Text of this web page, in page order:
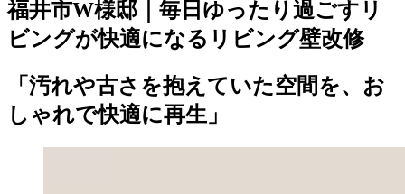
福井市W様邸｜毎日ゆったり過ごすリ
ビングが快適になるリビング壁改修
「汚れや古さを抱えていた空間を、お
しゃれで快適に再生」